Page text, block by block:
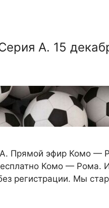
А. 15
Прямой эфир Комо —
Комо —
регистрации. Мы